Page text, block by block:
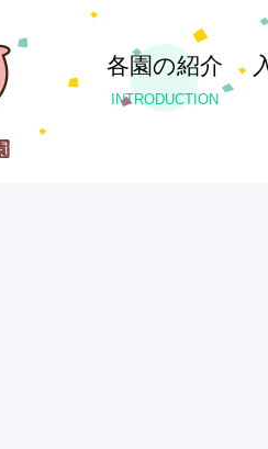
各園の紹介
INTRODUCTION